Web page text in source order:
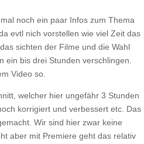
noch ein paar Infos zum Thema
evtl nich vorstellen wie viel Zeit das
sichten der Filme und die Wahl
ein bis drei Stunden verschlingen.
Video so.
welcher hier ungefähr 3 Stunden
korrigiert und verbessert etc. Das
Wir sind hier zwar keine
aber mit Premiere geht das relativ